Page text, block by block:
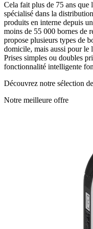
Cela fait plus de 75 ans
spécialisé dans la
produits en interne depuis
moins de 55 000 bornes de
propose plusieurs types de
domicile, mais aussi pour le
Prises simples ou doubles
fonctionnalité intelligente
Découvrez notre sélection
Notre meilleure offre